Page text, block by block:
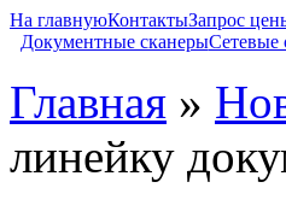
На главнуюКонтактыЗапрос
Документные сканерыСетевые
Главная »
линейку